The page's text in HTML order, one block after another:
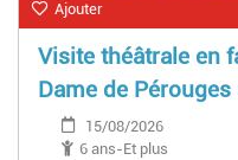
Ajouter
Visite théâtrale en
Dame de Pérouges
15/08/2026
6 ans-Et plus